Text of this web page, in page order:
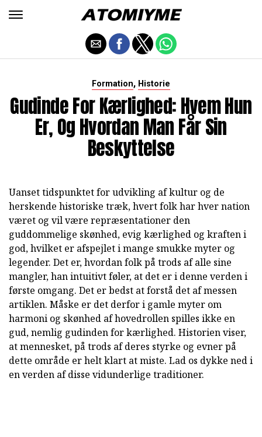
Formation, Historie
Gudinde For Kærlighed: Hvem Hun
Er, Og Hvordan Man Får Sin
Beskyttelse
Uanset tidspunktet for udvikling af kultur og de
herskende historiske træk, hvert folk har hver nation
været og vil være repræsentationer den
guddommelige skønhed, evig kærlighed og kraften i
god, hvilket er afspejlet i mange smukke myter og
legender. Det er, hvordan folk på trods af alle sine
mangler, han intuitivt føler, at det er i denne verden i
første omgang. Det er bedst at forstå det af messen
artiklen. Måske er det derfor i gamle myter om
harmoni og skønhed af hovedrollen spilles ikke en
gud, nemlig gudinden for kærlighed. Historien viser,
at mennesket, på trods af deres styrke og evner på
dette område er helt klart at miste. Lad os dykke ned i
en verden af disse vidunderlige traditioner.